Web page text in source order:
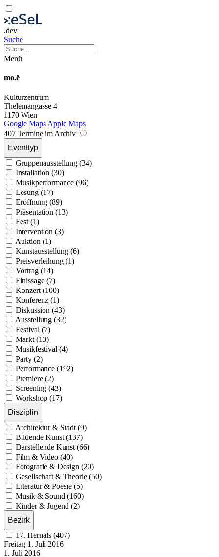
.dev
Suche
Menü
mo.ë
Kulturzentrum
Thelemangasse 4
1170 Wien
Google Maps Apple Maps
407 Termine im Archiv
Eventtyp
Gruppenausstellung (34)
Installation (30)
Musikperformance (96)
Lesung (17)
Eröffnung (89)
Präsentation (13)
Fest (1)
Intervention (3)
Auktion (1)
Kunstausstellung (6)
Preisverleihung (1)
Vortrag (14)
Finissage (7)
Konzert (100)
Konferenz (1)
Diskussion (43)
Ausstellung (32)
Festival (7)
Markt (13)
Musikfestival (4)
Party (2)
Performance (192)
Premiere (2)
Screening (43)
Workshop (17)
Disziplin
Architektur & Stadt (9)
Bildende Kunst (137)
Darstellende Kunst (66)
Film & Video (40)
Fotografie & Design (20)
Gesellschaft & Theorie (50)
Literatur & Poesie (5)
Musik & Sound (160)
Kinder & Jugend (2)
Bezirk
17. Hernals (407)
Freitag 1. Juli 2016
1. Juli 2016